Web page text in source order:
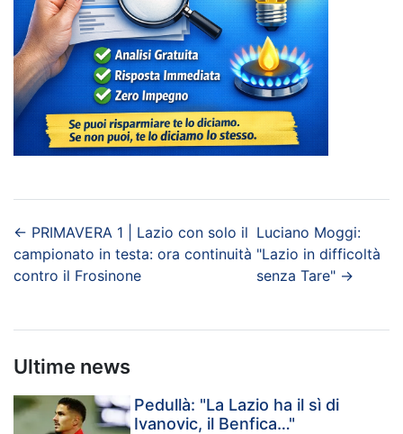
← PRIMAVERA 1 | Lazio con solo il
campionato in testa: ora continuità
contro il Frosinone
Luciano Moggi:
"Lazio in difficoltà
senza Tare"→
Ultime news
Pedullà: "La Lazio ha il sì di
Ivanovic, il Benfica…"